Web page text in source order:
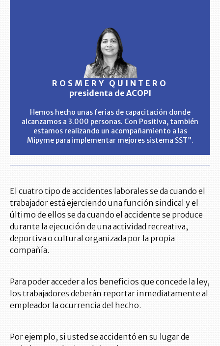
ROSMERY QUINTERO
presidenta de ACOPI
Hemos hecho unas ferias de capacitación donde
alcanzamos a 3.000 personas. Con Positiva, también
estamos realizando un acompañamiento a las
Mipyme para implementar mejores sistema SST”.
El cuatro tipo de accidentes laborales se da cuando el
trabajador está ejerciendo una función sindical y el
último de ellos se da cuando el accidente se produce
durante la ejecución de una actividad recreativa,
deportiva o cultural organizada por la propia
compañía.
Para poder acceder a los beneficios que concede la ley,
los trabajadores deberán reportar inmediatamente al
empleador la ocurrencia del hecho.
Por ejemplo, si usted se accidentó en su lugar de